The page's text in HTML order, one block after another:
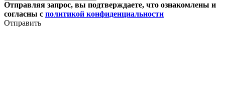
Отправляя запрос, вы подтверждаете, что ознакомлены и
согласны с политикой конфиденциальности
Отправить